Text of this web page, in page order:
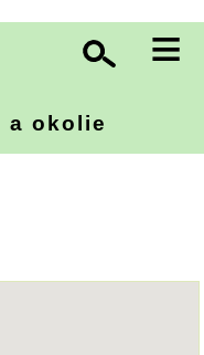
≡
a okolie